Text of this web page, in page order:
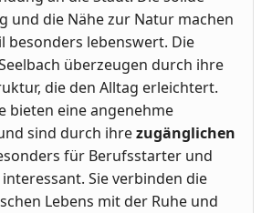
und die Nähe zur Natur machen
besonders lebenswert. Die
überzeugen durch ihre
die den Alltag erleichtert.
bieten eine angenehme
sind durch ihrezugänglichen
für Berufsstarter und
Sie verbinden die
Lebens mit der Ruhe und